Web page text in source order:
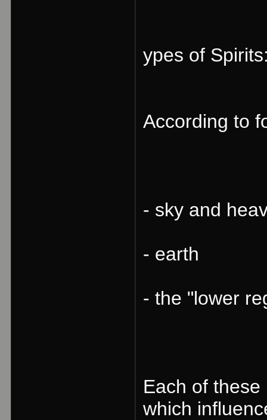
ypes of
According to
- sky and
- earth
- the "lower
Each of
which